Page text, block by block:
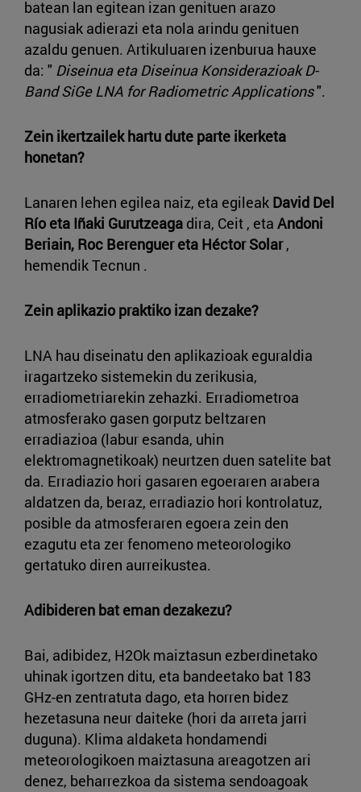
batean lan egitean izan genituen arazo
nagusiak adierazi eta nola arindu genituen
azaldu genuen. Artikuluaren izenburua hauxe
da: " Diseinua eta Diseinua Konsiderazioak D-
Band SiGe LNA for Radiometric Applications".
Zein ikertzailek hartu dute parte ikerketa
honetan?
Lanaren lehen egilea naiz, eta egileak David Del
Río eta Iñaki Gurutzeaga dira, Ceit , eta Andoni
Beriain, Roc Berenguer eta Héctor Solar,
hemendik Tecnun .
Zein aplikazio praktiko izan dezake?
LNA hau diseinatu den aplikazioak eguraldia
iragartzeko sistemekin du zerikusia,
erradiometriarekin zehazki. Erradiometroa
atmosferako gasen gorputz beltzaren
erradiazioa (labur esanda, uhin
elektromagnetikoak) neurtzen duen satelite bat
da. Erradiazio hori gasaren egoeraren arabera
aldatzen da, beraz, erradiazio hori kontrolatuz,
posible da atmosferaren egoera zein den
ezagutu eta zer fenomeno meteorologiko
gertatuko diren aurreikustea.
Adibideren bat eman dezakezu?
Bai, adibidez, H2Ok maiztasun ezberdinetako
uhinak igortzen ditu, eta bandeetako bat 183
GHz-en zentratuta dago, eta horren bidez
hezetasuna neur daiteke (hori da arreta jarri
duguna). Klima aldaketa hondamendi
meteorologikoen maiztasuna areagotzen ari
denez, beharrezkoa da sistema sendoagoak